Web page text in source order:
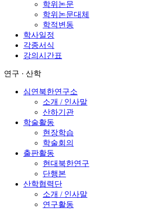
학위논문
학위논문대체
학적변동
학사일정
각종서식
강의시간표
연구 · 산학
심연북한연구소
소개 / 인사말
산하기관
학술활동
현장학습
학술회의
출판활동
현대북한연구
단행본
산학협력단
소개 / 인사말
연구활동